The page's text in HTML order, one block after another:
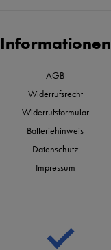
Informationen
AGB
Widerrufsrecht
Widerrufsformular
Batteriehinweis
Datenschutz
Impressum